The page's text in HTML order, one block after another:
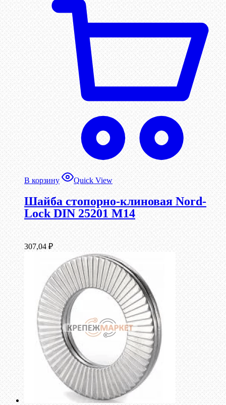
В корзину Quick View
Шайба стопорно-клиновая Nord-
Lock DIN 25201 М14
307,04 ₽